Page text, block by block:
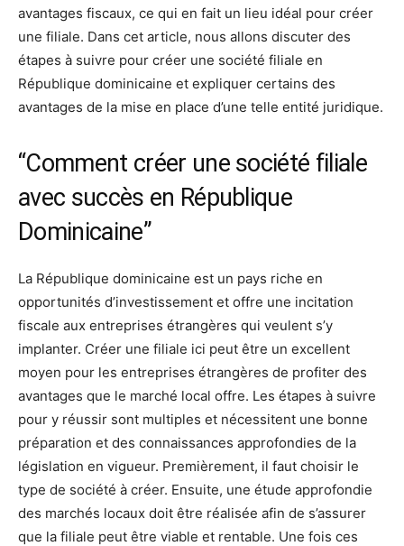
avantages fiscaux, ce qui en fait un lieu idéal pour créer
une filiale. Dans cet article, nous allons discuter des
étapes à suivre pour créer une société filiale en
République dominicaine et expliquer certains des
avantages de la mise en place d’une telle entité juridique.
“Comment créer une société filiale
avec succès en République
Dominicaine”
La République dominicaine est un pays riche en
opportunités d’investissement et offre une incitation
fiscale aux entreprises étrangères qui veulent s’y
implanter. Créer une filiale ici peut être un excellent
moyen pour les entreprises étrangères de profiter des
avantages que le marché local offre. Les étapes à suivre
pour y réussir sont multiples et nécessitent une bonne
préparation et des connaissances approfondies de la
législation en vigueur. Premièrement, il faut choisir le
type de société à créer. Ensuite, une étude approfondie
des marchés locaux doit être réalisée afin de s’assurer
que la filiale peut être viable et rentable. Une fois ces